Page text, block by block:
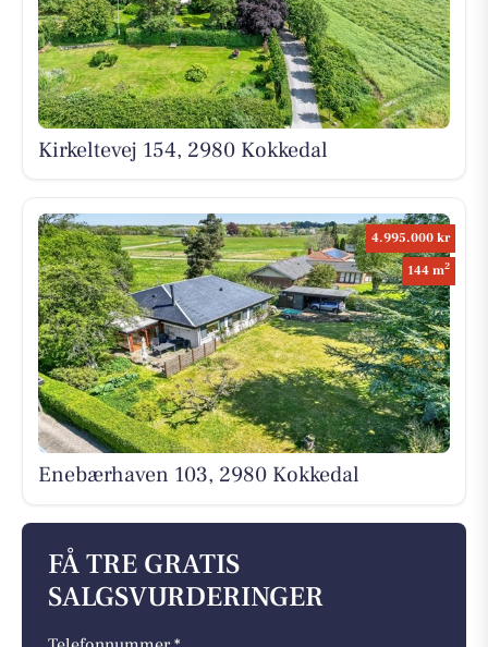
Kirkeltevej 154, 2980 Kokkedal
4.995.000 kr
144 m2
Enebærhaven 103, 2980 Kokkedal
FÅ TRE GRATIS
SALGSVURDERINGER